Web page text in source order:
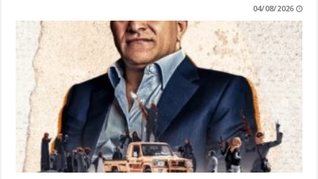
04/08/2026